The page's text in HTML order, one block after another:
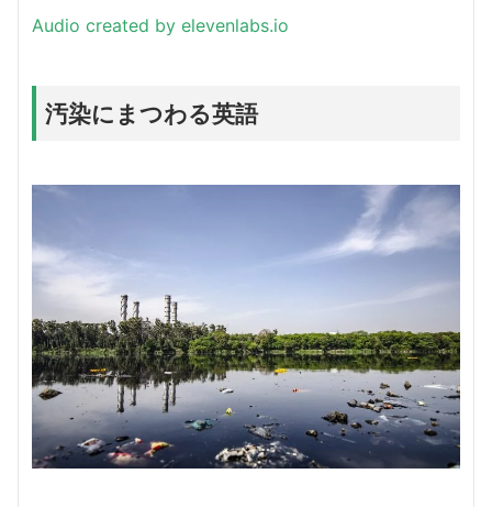
Audio created by elevenlabs.io
汚染にまつわる英語